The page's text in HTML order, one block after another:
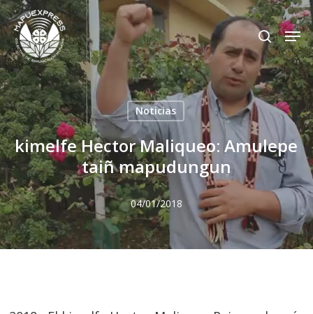
Skip
to
main
content
search
Noticias
kimelfe Hector Maliqueo: Amulepe
taiñ mapudungun
04/01/2018
Close
Menu